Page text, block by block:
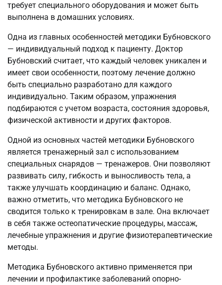
требует специального оборудования и может быть
выполнена в домашних условиях.
Одна из главных особенностей методики Бубновского
— индивидуальный подход к пациенту. Доктор
Бубновский считает, что каждый человек уникален и
имеет свои особенности, поэтому лечение должно
быть специально разработано для каждого
индивидуально. Таким образом, упражнения
подбираются с учетом возраста, состояния здоровья,
физической активности и других факторов.
Одной из основных частей методики Бубновского
является тренажерный зал с использованием
специальных снарядов — тренажеров. Они позволяют
развивать силу, гибкость и выносливость тела, а
также улучшать координацию и баланс. Однако,
важно отметить, что методика Бубновского не
сводится только к тренировкам в зале. Она включает
в себя также остеопатические процедуры, массаж,
лечебные упражнения и другие физиотерапевтические
методы.
Методика Бубновского активно применяется при
лечении и профилактике заболеваний опорно-